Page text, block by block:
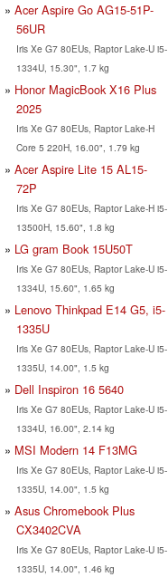
Acer Aspire Go AG15-51P-
56UR
Iris Xe G7 80EUs, Raptor Lake-U i5-
1334U, 15.30", 1.7 kg
Honor MagicBook X16 Plus
2025
Iris Xe G7 80EUs, Raptor Lake-H
Core 5 220H, 16.00", 1.79 kg
Acer Aspire Lite 15 AL15-
72P
Iris Xe G7 80EUs, Raptor Lake-H i5-
13500H, 15.60", 1.8 kg
LG gram Book 15U50T
Iris Xe G7 80EUs, Raptor Lake-U i5-
1334U, 15.60", 1.65 kg
Lenovo Thinkpad E14 G5, i5-
1335U
Iris Xe G7 80EUs, Raptor Lake-U i5-
1335U, 14.00", 1.5 kg
Dell Inspiron 16 5640
Iris Xe G7 80EUs, Raptor Lake-U i5-
1334U, 16.00", 2.14 kg
MSI Modern 14 F13MG
Iris Xe G7 80EUs, Raptor Lake-U i5-
1335U, 14.00", 1.5 kg
Asus Chromebook Plus
CX3402CVA
Iris Xe G7 80EUs, Raptor Lake-U i5-
1335U, 14.00", 1.46 kg